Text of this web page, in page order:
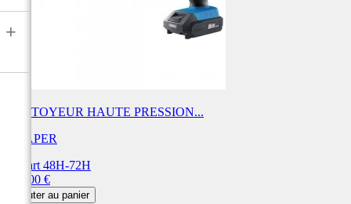
+
NETTOYEUR HAUTE PRESSION...
DRAPER
Départ 48H-72H
282,00 €
Ajouter au panier